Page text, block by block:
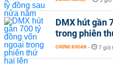
DMX hút gần
trong phiên
CHỨNG KHOÁN - 7 giờ